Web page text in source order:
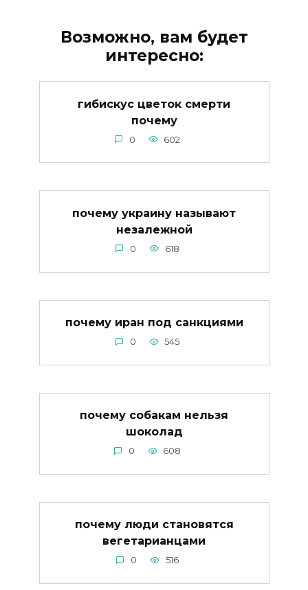
Возможно, вам будет
интересно:
гибискус цветок смерти
почему
0 602
почему украину называют
незалежной
0 618
почему иран под санкциями
0 545
почему собакам нельзя
шоколад
0 608
почему люди становятся
вегетарианцами
0 516